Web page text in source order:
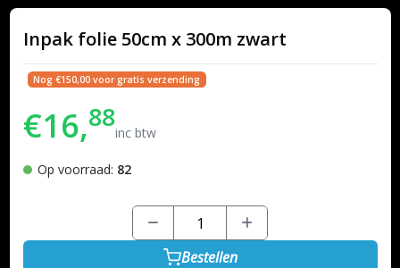
Inpak folie 50cm x 300m zwart
Nog €150,00 voor gratis verzending
€16,88inc btw
Op voorraad: 82
Bestellen